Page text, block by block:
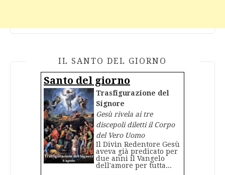
IL SANTO DEL GIORNO
Santo del giorno
Trasfigurazione del
Signore
Gesù rivela ai tre
discepoli diletti il Corpo
del Vero Uomo
Il Divin Redentore Gesù
aveva già predicato per
due anni il Vangelo
dell'amore per tutta...